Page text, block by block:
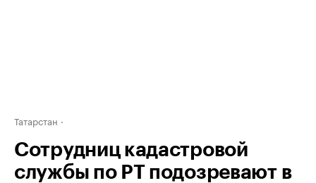
Татарстан
Сотрудниц кадастровой
службы по РТ подозревают в